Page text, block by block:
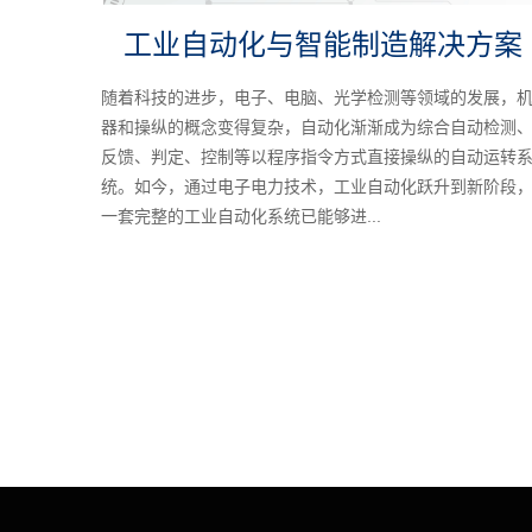
工业自动化与智能制造解决方案
随着科技的进步，电子、电脑、光学检测等领域的发展，机
器和操纵的概念变得复杂，自动化渐渐成为综合自动检测、
反馈、判定、控制等以程序指令方式直接操纵的自动运转系
统。如今，通过电子电力技术，工业自动化跃升到新阶段，
一套完整的工业自动化系统已能够进...